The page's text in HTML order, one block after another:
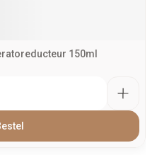
150ml